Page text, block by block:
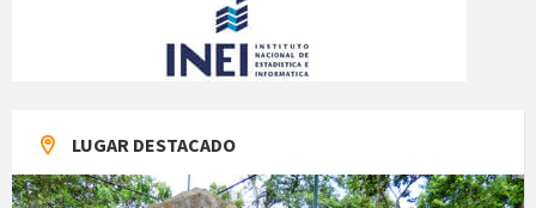
LUGAR DESTACADO